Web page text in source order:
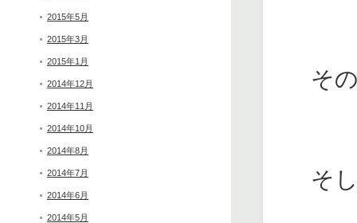
2015年5月
2015年3月
2015年1月
2014年12月
2014年11月
2014年10月
2014年8月
2014年7月
2014年6月
2014年5月
そ
そ